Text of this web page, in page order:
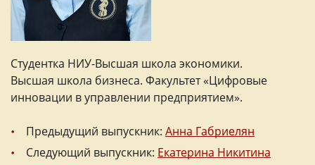
Студентка НИУ-Высшая школа экономики.
Высшая школа бизнеса. Факультет «Цифровые
инновации в управлении предприятием».
Предыдущий выпускник: Анна Габриелян
Следующий выпускник: Екатерина Никитина